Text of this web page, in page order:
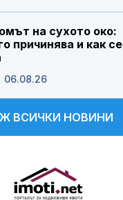
на сухото око:
причинява и как се
06.08.26
ВСИЧКИ НОВИНИ